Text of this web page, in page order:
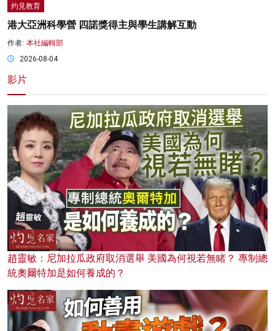
灼見教育
港大亞洲科學營 四諾獎得主與學生講解互動
作者: 本社編輯部
2026-08-04
影片
趙靈敏：尼加拉瓜政府取消選舉 美國為何視若無睹？ 專制總
統奧爾特加是如何養成的？